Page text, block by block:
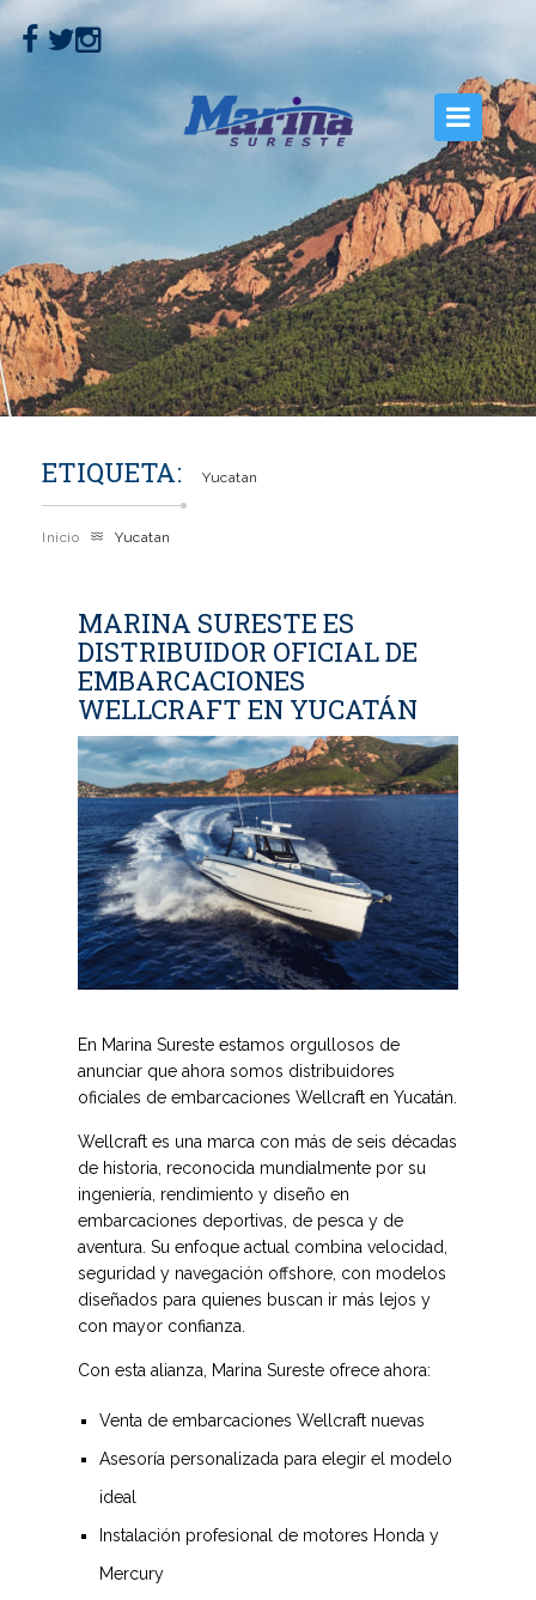
NOSOTROS
EMBARCACIONES
MOTORES
SERVICIOS
GALERÍA
ETIQUETA: Yucatan
Inicio Yucatan
MARINA SURESTE ES
DISTRIBUIDOR OFICIAL DE
EMBARCACIONES
WELLCRAFT EN YUCATÁN
En Marina Sureste estamos orgullosos de
anunciar que ahora somos distribuidores
oficiales de embarcaciones Wellcraft en Yucatán.
Wellcraft es una marca con más de seis décadas
de historia, reconocida mundialmente por su
ingeniería, rendimiento y diseño en
embarcaciones deportivas, de pesca y de
aventura. Su enfoque actual combina velocidad,
seguridad y navegación offshore, con modelos
diseñados para quienes buscan ir más lejos y
con mayor confianza.
Con esta alianza, Marina Sureste ofrece ahora:
Venta de embarcaciones Wellcraft nuevas
Asesoría personalizada para elegir el modelo
ideal
Instalación profesional de motores Honda y
Mercury